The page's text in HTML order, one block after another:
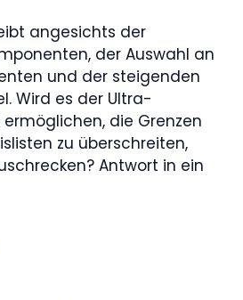
angesichts der
der Auswahl an
und der steigenden
Wird es der Ultra-
die Grenzen
zu überschreiten,
Antwort in ein